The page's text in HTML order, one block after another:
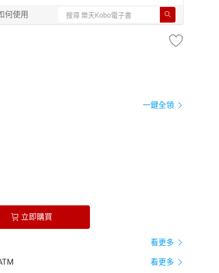
何使用
一鍵全領
立即購買
看更多
看更多